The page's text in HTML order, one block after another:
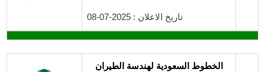
تاريخ الاعلان : 2025-07-08
الخطوط السعودية لهندسة الطيران